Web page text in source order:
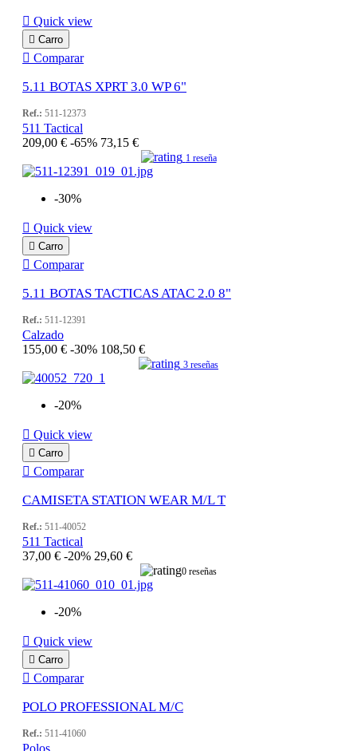
 Quick view
 Carro
 Comparar
5.11 BOTAS XPRT 3.0 WP 6"
Ref.: 511-12373
511 Tactical
209,00 € -65% 73,15 €
1 reseña
-30%
 Quick view
 Carro
 Comparar
5.11 BOTAS TACTICAS ATAC 2.0 8"
Ref.: 511-12391
Calzado
155,00 € -30% 108,50 €
3 reseñas
-20%
 Quick view
 Carro
 Comparar
CAMISETA STATION WEAR M/L T
Ref.: 511-40052
511 Tactical
37,00 € -20% 29,60 €
0 reseñas
-20%
 Quick view
 Carro
 Comparar
POLO PROFESSIONAL M/C
Ref.: 511-41060
Polos